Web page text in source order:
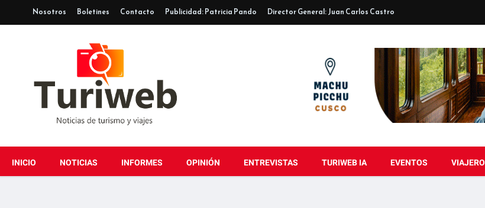
Nosotros Boletines Contacto Publicidad: Patricia Pando Director General: Juan Carlos Castro
INICIO NOTICIAS INFORMES OPINIÓN ENTREVISTAS TURIWEB IA EVENTOS VIAJERO